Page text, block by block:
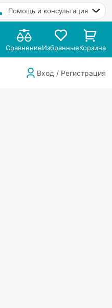
Помощь и консультация
СравнениеИзбранныеКорзина
Вход / Регистрация